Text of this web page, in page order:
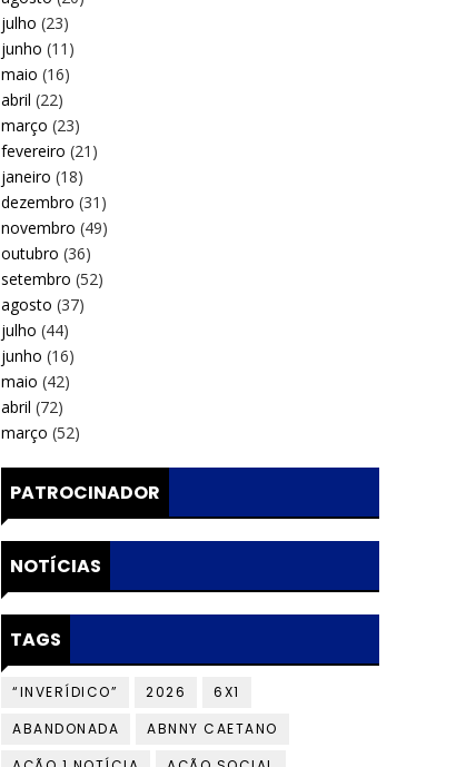
julho (23)
junho (11)
maio (16)
abril (22)
março (23)
fevereiro (21)
janeiro (18)
dezembro (31)
novembro (49)
outubro (36)
setembro (52)
agosto (37)
julho (44)
junho (16)
maio (42)
abril (72)
março (52)
PATROCINADOR
NOTÍCIAS
TAGS
“INVERÍDICO” 2026
6X1
ABANDONADA
ABNNY CAETANO